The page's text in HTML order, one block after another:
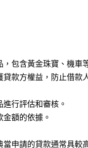
包含黃金珠寶、機車
款方權益，防止借款
行評估和審核。
額的依據。
申請的貸款通常具較